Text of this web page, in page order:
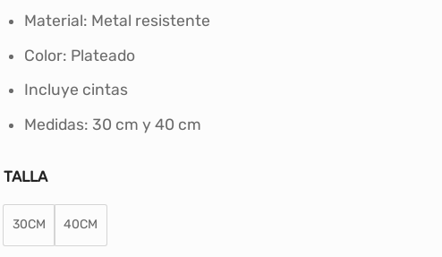
Material: Metal resistente
Color: Plateado
Incluye cintas
Medidas: 30 cm y 40 cm
TALLA
30CM 40CM